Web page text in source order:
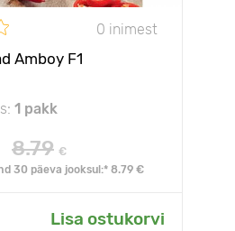
0 inimest
Amboy F1
1 pakk
8.79 €
30 päeva jooksul:* 8.79 €
Lisa ostukorvi